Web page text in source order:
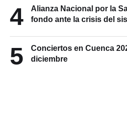
4
Alianza Nacional por la
fondo ante la crisis del
5
Conciertos en Cuenca
diciembre